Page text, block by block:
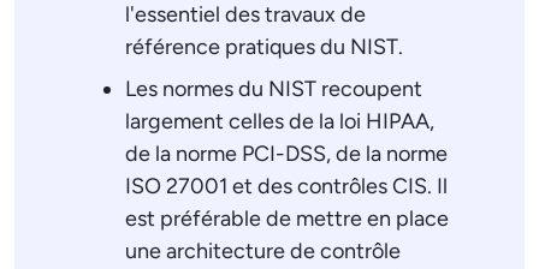
l'essentiel des travaux de
référence pratiques du NIST.
Les normes du NIST recoupent
largement celles de la loi HIPAA,
de la norme PCI-DSS, de la norme
ISO 27001 et des contrôles CIS. Il
est préférable de mettre en place
une architecture de contrôle